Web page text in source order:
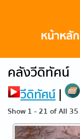
คลังวีดิทัศน์
วีดิทัศน์ |
Show 1 - 21 of All 35